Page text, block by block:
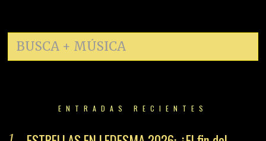
ENTRADAS RECIENTES